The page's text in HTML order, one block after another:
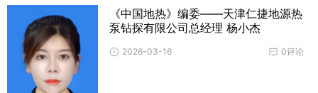
《中国地热》编委——天津仁捷地源热
泵钻探有限公司总经理 杨小杰
0评论
2026-03-16